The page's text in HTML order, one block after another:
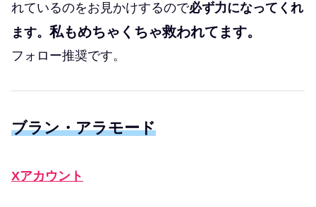
れているのをお見かけするので必ず力になってくれ
ます。 私もめちゃくちゃ救われてます。
フォロー推奨です。
ブラン・アラモード
Xアカウント